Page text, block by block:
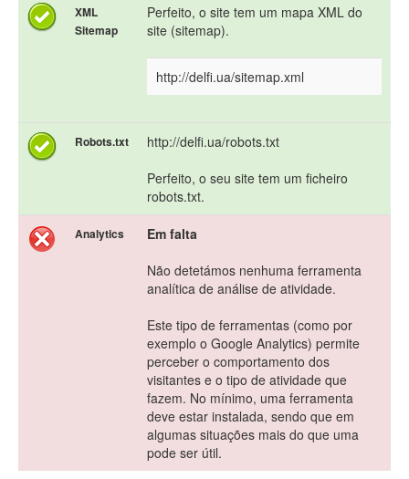
XML
Sitemap
Perfeito, o site tem um mapa XML do
site (sitemap).
http://delfi.ua/sitemap.xml
Robots.txt
http://delfi.ua/robots.txt
Perfeito, o seu site tem um ficheiro
robots.txt.
Analytics
Em falta
Não detetámos nenhuma ferramenta
analítica de análise de atividade.
Este tipo de ferramentas (como por
exemplo o Google Analytics) permite
perceber o comportamento dos
visitantes e o tipo de atividade que
fazem. No mínimo, uma ferramenta
deve estar instalada, sendo que em
algumas situações mais do que uma
pode ser útil.